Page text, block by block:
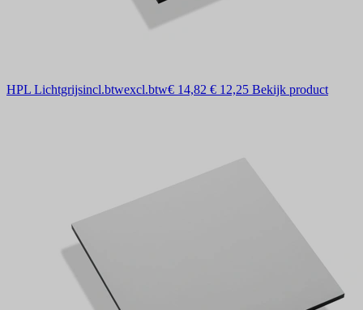
HPL Lichtgrijsincl.btwexcl.btw€ 14,82 € 12,25 Bekijk product